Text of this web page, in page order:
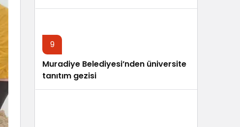
9
Muradiye Belediyesi’nden üniversite
tanıtım gezisi